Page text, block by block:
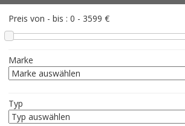
Preis von - bis : 0 - 3599 €
Marke
Typ